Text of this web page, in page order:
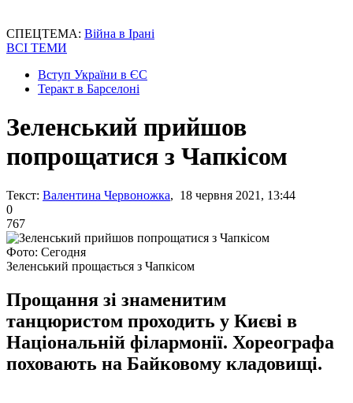
СПЕЦТЕМА: Війна в Ірані
ВСІ ТЕМИ
Вступ України в ЄС
Теракт в Барселоні
Зеленський прийшов
попрощатися з Чапкісом
Текст: Валентина Червоножка, 18 червня 2021, 13:44
0
767
Фото: Сегодня
Зеленський прощається з Чапкісом
Прощання зі знаменитим
танцюристом проходить у Києві в
Національній філармонії. Хореографа
поховають на Байковому кладовищі.